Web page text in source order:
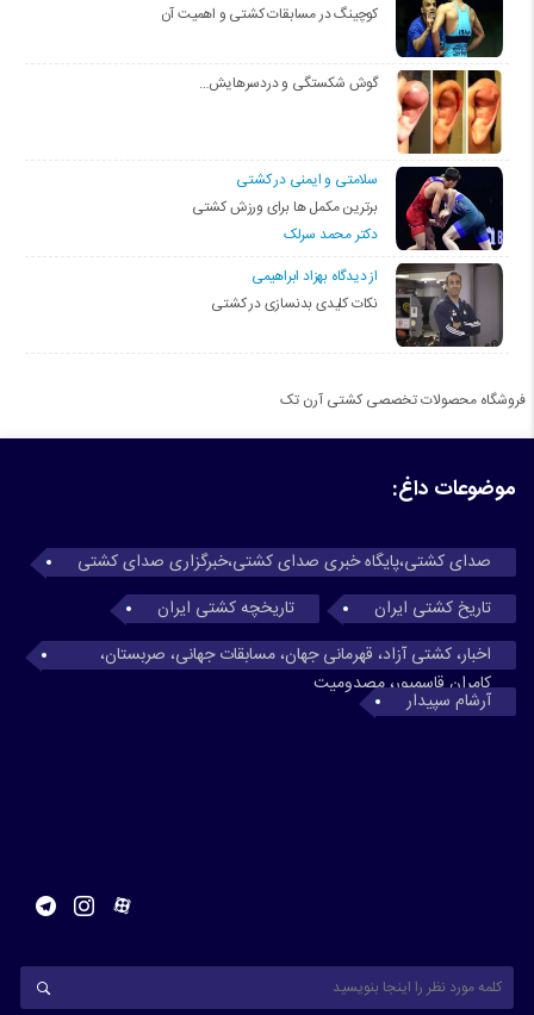
کوچینگ در مسابقات کشتی و اهمیت آن
گوش شکستگی و دردسرهایش…
سلامتی و ایمنی در کشتی
برترین مکمل ها برای ورزش کشتی
دکتر محمد سرلک
از دیدگاه بهزاد ابراهیمی
نکات کلیدی بدنسازی در کشتی
فروشگاه محصولات تخصصی کشتی آرن تک
موضوعات داغ:
صدای کشتی،پایگاه خبری صدای کشتی،خبرگزاری صدای کشتی
تاریخ کشتی ایران
تاریخچه کشتی ایران
اخبار، کشتی آزاد، قهرمانی جهان، مسابقات جهانی، صربستان،
کامران قاسمپور، مصدومیت
آرشام سپیدار